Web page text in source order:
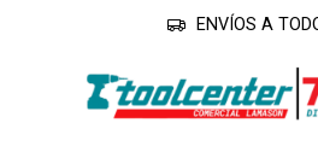
ENVÍOS A
Inicio Accesorios
Set Brocas Hss 19 Piezas